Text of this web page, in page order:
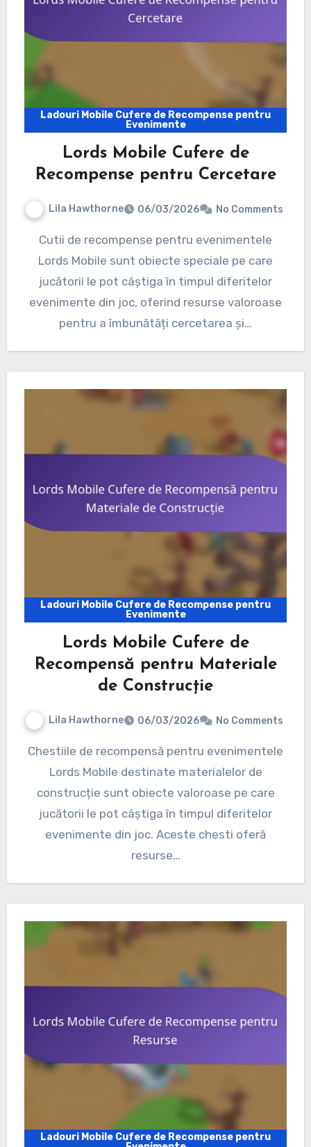
Ladouri Mobile Cufere de Recompense pentru
Evenimente
Lords Mobile Cufere de
Recompense pentru Cercetare
Lila Hawthorne 06/03/2026 No Comments
Cutii de recompense pentru evenimentele
Lords Mobile sunt obiecte speciale pe care
jucătorii le pot câștiga în timpul diferitelor
evenimente din joc, oferind resurse valoroase
pentru a îmbunătăți cercetarea și…
Ladouri Mobile Cufere de Recompense pentru
Evenimente
Lords Mobile Cufere de
Recompensă pentru Materiale
de Construcție
Lila Hawthorne 06/03/2026 No Comments
Chestiile de recompensă pentru evenimentele
Lords Mobile destinate materialelor de
construcție sunt obiecte valoroase pe care
jucătorii le pot câștiga în timpul diferitelor
evenimente din joc. Aceste chesti oferă
resurse…
Ladouri Mobile Cufere de Recompense pentru